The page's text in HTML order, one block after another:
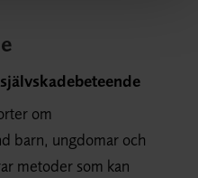
om
barn, ungdomar och
metoder som kan